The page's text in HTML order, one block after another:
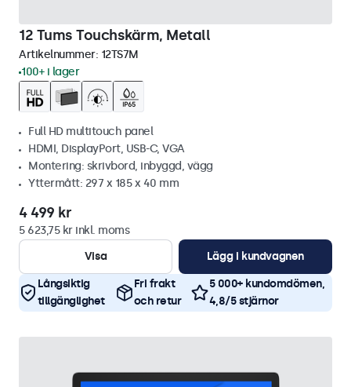
12 Tums Touchskärm, Metall
Artikelnummer: 12TS7M
100+ i lager
Full HD multitouch panel
HDMI, DisplayPort, USB-C, VGA
Montering: skrivbord, inbyggd, vägg
Yttermått: 297 x 185 x 40 mm
4 499 kr
5 623,75 kr inkl. moms
Visa
Lägg i kundvagnen
Långsiktig
tillgänglighet
Fri frakt
och retur
5 000+ kundomdömen,
4,8/5 stjärnor